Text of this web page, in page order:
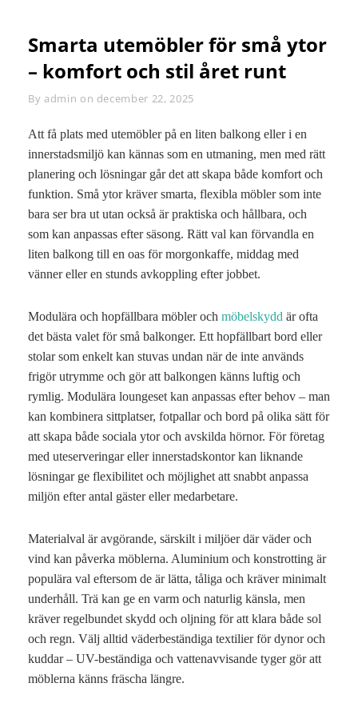
Smarta utemöbler för små ytor
– komfort och stil året runt
By Byline
admin on december 22, 2025
Att få plats med utemöbler på en liten balkong eller i en
innerstadsmiljö kan kännas som en utmaning, men med rätt
planering och lösningar går det att skapa både komfort och
funktion. Små ytor kräver smarta, flexibla möbler som inte
bara ser bra ut utan också är praktiska och hållbara, och
som kan anpassas efter säsong. Rätt val kan förvandla en
liten balkong till en oas för morgonkaffe, middag med
vänner eller en stunds avkoppling efter jobbet.
Modulära och hopfällbara möbler och möbelskydd är ofta
det bästa valet för små balkonger. Ett hopfällbart bord eller
stolar som enkelt kan stuvas undan när de inte används
frigör utrymme och gör att balkongen känns luftig och
rymlig. Modulära loungeset kan anpassas efter behov – man
kan kombinera sittplatser, fotpallar och bord på olika sätt för
att skapa både sociala ytor och avskilda hörnor. För företag
med uteserveringar eller innerstadskontor kan liknande
lösningar ge flexibilitet och möjlighet att snabbt anpassa
miljön efter antal gäster eller medarbetare.
Materialval är avgörande, särskilt i miljöer där väder och
vind kan påverka möblerna. Aluminium och konstrotting är
populära val eftersom de är lätta, tåliga och kräver minimalt
underhåll. Trä kan ge en varm och naturlig känsla, men
kräver regelbundet skydd och oljning för att klara både sol
och regn. Välj alltid väderbeständiga textilier för dynor och
kuddar – UV-beständiga och vattenavvisande tyger gör att
möblerna känns fräscha längre.